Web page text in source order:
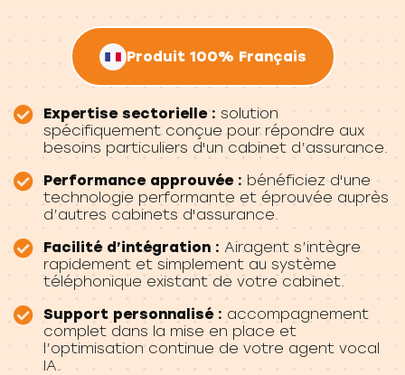
Produit 100% Français
Expertise sectorielle : solution
spécifiquement conçue pour répondre aux
besoins particuliers d'un cabinet d’assurance.
Performance approuvée :bénéficiez d'une
technologie performante et éprouvée auprès
d’autres cabinets d'assurance.
Facilité d’intégration : Airagent s’intègre
rapidement et simplement au système
téléphonique existant de votre cabinet.
Support personnalisé : accompagnement
complet dans la mise en place et
l’optimisation continue de votre agent vocal
IA.